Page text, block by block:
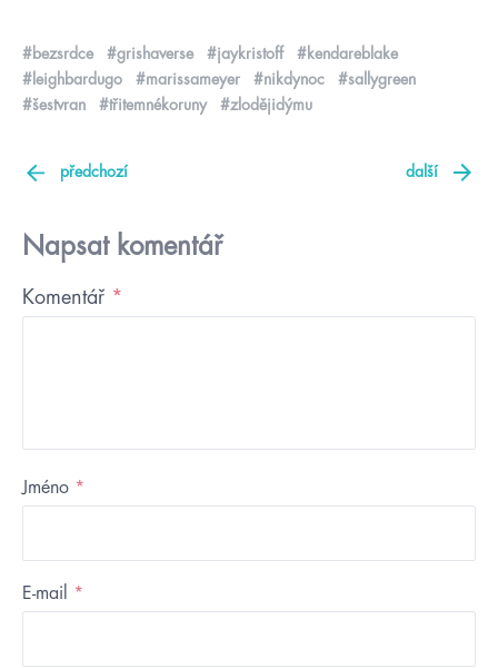
#bezsrdce #grishaverse #jaykristoff
#kendareblake
#leighbardugo
#marissameyer #nikdynoc
#sallygreen
#šestvran
#třitemnékoruny #zlodějidýmu
předchozí další
Napsat komentář
Komentář *
Jméno *
E-mail *